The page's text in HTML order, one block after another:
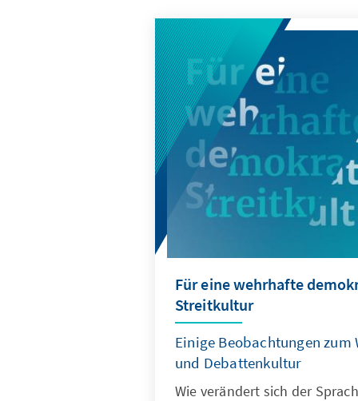
Für eine wehrhafte
Streitkultur
Einige Beobachtungen zum
und Debattenkultur
Wie verändert sich der